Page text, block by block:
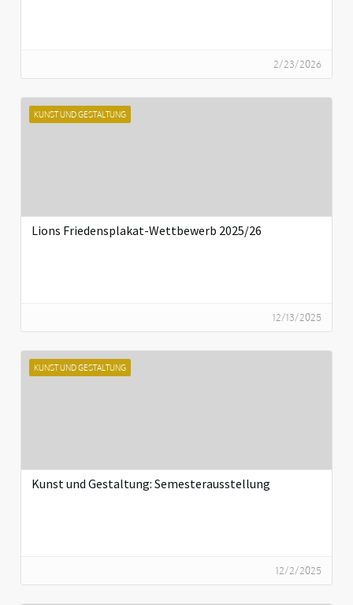
2/23/2026
KUNST UND GESTALTUNG
Lions Friedensplakat-Wettbewerb 2025/26
12/13/2025
KUNST UND GESTALTUNG
Kunst und Gestaltung: Semesterausstellung
12/2/2025